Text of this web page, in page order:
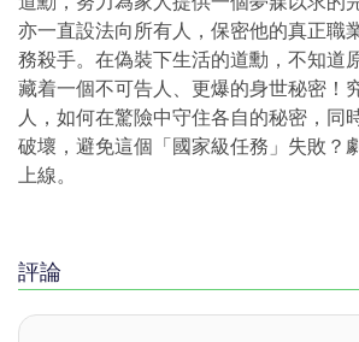
亦一直設法向所有人，保密他的真正職
務殺手。在偽裝下生活的道勳，不知道
藏着一個不可告人、更爆的身世秘密！
人，如何在驚險中守住各自的秘密，同
破壞，避免這個「國家級任務」失敗？
上線。
評論